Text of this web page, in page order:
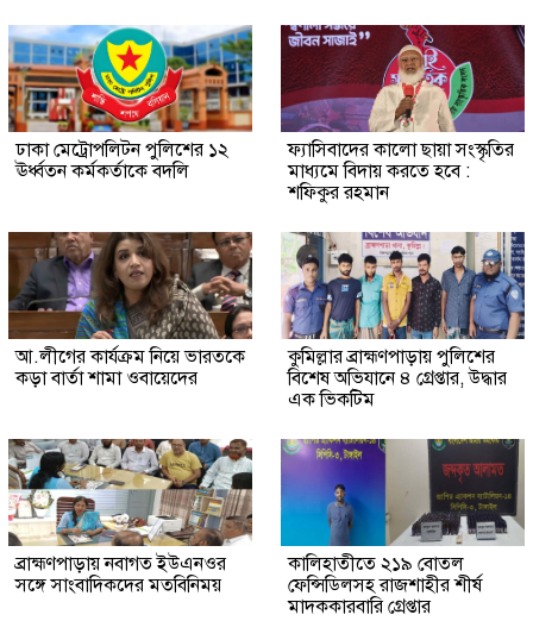
ঢাকা মেট্রোপলিটন পুলিশের ১২
ঊর্ধ্বতন কর্মকর্তাকে বদলি
ফ্যাসিবাদের কালো ছায়া সংস্কৃতির
মাধ্যমে বিদায় করতে হবে :
শফিকুর রহমান
আ.লীগের কার্যক্রম নিয়ে ভারতকে
কড়া বার্তা শামা ওবায়েদের
কুমিল্লার ব্রাহ্মণপাড়ায় পুলিশের
বিশেষ অভিযানে ৪ গ্রেপ্তার, উদ্ধার
এক ভিকটিম
ব্রাহ্মণপাড়ায় নবাগত ইউএনওর
সঙ্গে সাংবাদিকদের মতবিনিময়
কালিহাতীতে ২১৯ বোতল
ফেন্সিডিলসহ রাজশাহীর শীর্ষ
মাদককারবারি গ্রেপ্তার